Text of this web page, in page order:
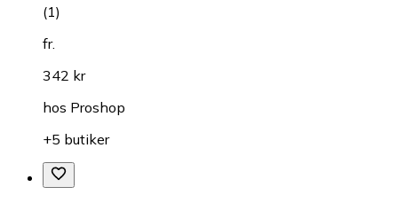
(1)
fr.
342 kr
hos Proshop
+5 butiker